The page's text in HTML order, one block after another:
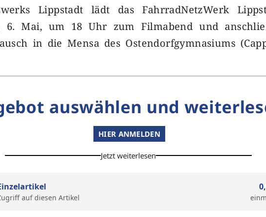
Lippstadt lädt das FahrradNetzWerk
6. Mai, um 18 Uhr zum Filmabend und
in die Mensa des Ostendorfgymnasiums
auswählen und
HIER ANMELDEN
Jetzt weiterlesen
auf diesen Artikel